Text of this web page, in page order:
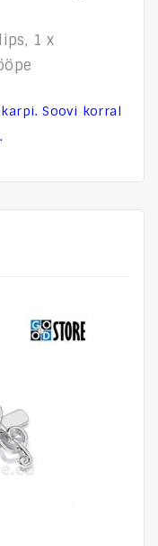
1 x
Soovi korral
.